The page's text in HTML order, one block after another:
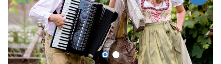
Radio
Sie befinden sich in: